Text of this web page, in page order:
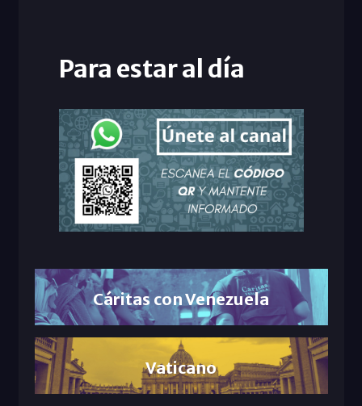
Para estar al día
Cáritas con Venezuela
Vaticano